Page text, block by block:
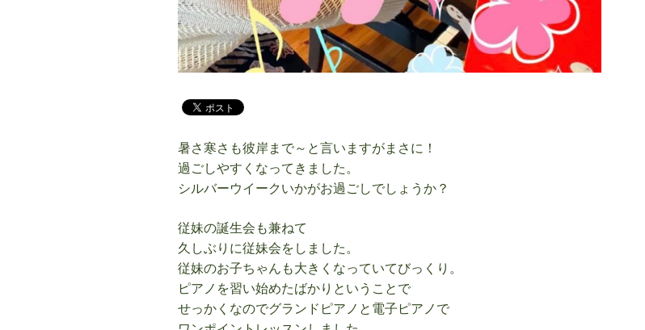
暑さ寒さも彼岸まで～と言いますがまさに！
過ごしやすくなってきました。
シルバーウイークいかがお過ごしでしょうか？
従妹の誕生会も兼ねて
久しぶりに従妹会をしました。
従妹のお子ちゃんも大きくなっていてびっくり。
ピアノを習い始めたばかりということで
せっかくなのでグランドピアノと電子ピアノで